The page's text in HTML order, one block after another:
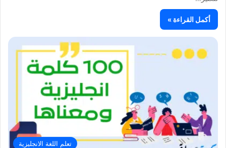
أكمل القراءة »
تعلم اللغة الانجليزية